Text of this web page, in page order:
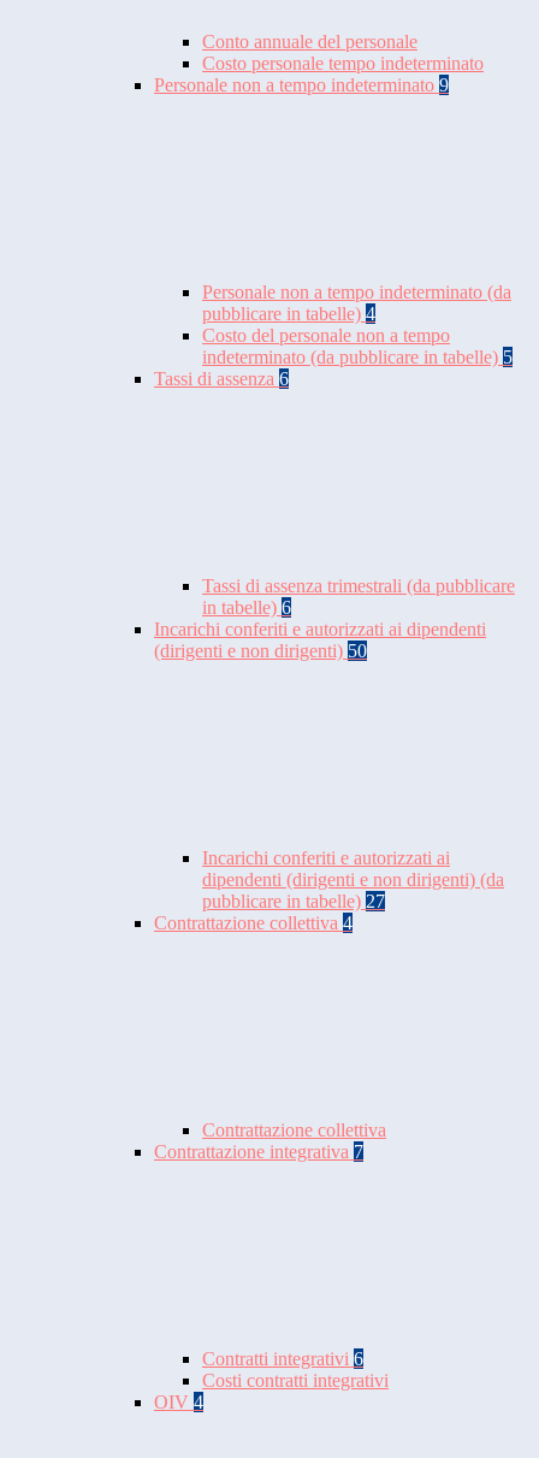
Conto annuale del personale
Costo personale tempo indeterminato
Personale non a tempo indeterminato 9
Personale non a tempo indeterminato (da
pubblicare in tabelle) 4
Costo del personale non a tempo
indeterminato (da pubblicare in tabelle) 5
Tassi di assenza 6
Tassi di assenza trimestrali (da pubblicare
in tabelle) 6
Incarichi conferiti e autorizzati ai dipendenti
(dirigenti e non dirigenti) 50
Incarichi conferiti e autorizzati ai
dipendenti (dirigenti e non dirigenti) (da
pubblicare in tabelle) 27
Contrattazione collettiva 4
Contrattazione collettiva
Contrattazione integrativa 7
Contratti integrativi 6
Costi contratti integrativi
OIV 4